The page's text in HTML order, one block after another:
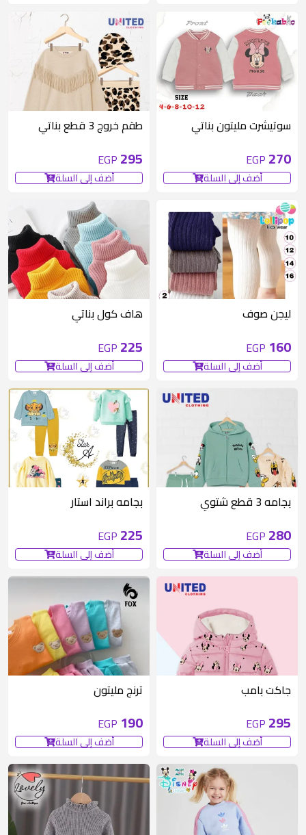
سوتيشرت مليتون بناتي
270
EGP
أضف إلى السلة
متوفر 3 قطع طقم خروج 3 قطع بناتي
295
EGP
أضف إلى السلة
متوفر 5 قطع ليجن صوف
160
EGP
أضف إلى السلة
هاف كول بناتي
225
EGP
أضف إلى السلة
متوفر 6 قطع بجامه 3 قطع شتوي
280
EGP
أضف إلى السلة
متوفر 6 قطع بجامه براند استار
225
EGP
أضف إلى السلة
متوفر 6 قطع جاكت بامب
295
EGP
أضف إلى السلة
ترنج مليتون
190
EGP
أضف إلى السلة